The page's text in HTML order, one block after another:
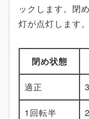
ックします。閉
灯が点灯します。
閉め状態
適正
1回転半